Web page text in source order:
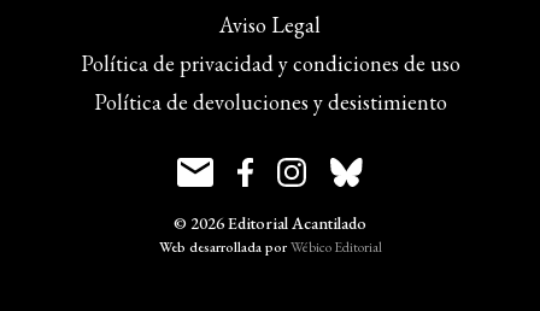
Aviso Legal
Política de privacidad y condiciones de uso
Política de devoluciones y desistimiento
© 2026 Editorial Acantilado
Web desarrollada porWébico Editorial